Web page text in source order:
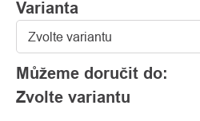
Varianta
Můžeme doručit do:
Zvolte variantu